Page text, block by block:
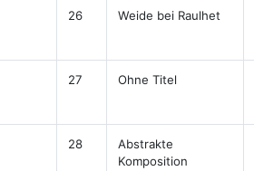
26 Weide bei Raulhet
27 Ohne Titel
28
Abstrakte
Komposition